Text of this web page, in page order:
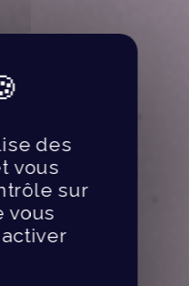
des
vous
sur
vous